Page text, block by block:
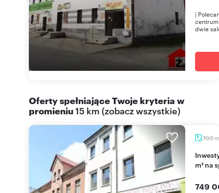
|
dwie
Oferty spełniające Twoje kryteria w
promieniu15 km (zobacz wszystkie)
700 m
Inwestycja w centrum Strzelec Opolskich - 700
m² na
749